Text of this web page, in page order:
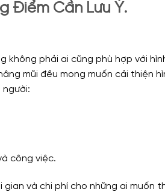
Điểm Cần Lưu Ý.
không phải ai cũng phù hợp với
mũi đều mong muốn cải thiện
công việc.
và chi phí cho những ai muốn